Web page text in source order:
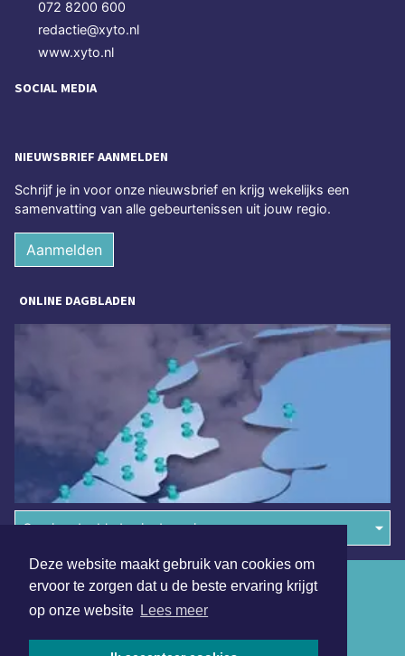
Deze website maakt gebruik van cookies om
ervoor te zorgen dat u de beste ervaring krijgt
op onze website Lees meer
072 8200 600
redactie@xyto.nl
www.xyto.nl
SOCIAL MEDIA
NIEUWSBRIEF AANMELDEN
Schrijf je in voor onze nieuwsbrief en krijg wekelijks een
samenvatting van alle gebeurtenissen uit jouw regio.
Aanmelden
ONLINE DAGBLADEN
Overige dagbladen in de regio
Algemene voorwaarden
Disclaimer